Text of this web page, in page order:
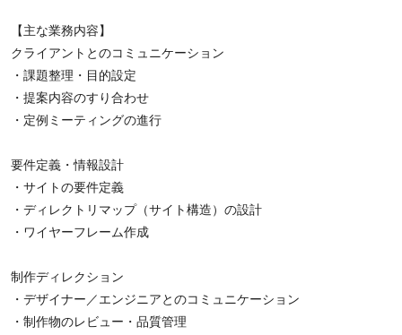
【主な業務内容】
クライアントとのコミュニケーション
・課題整理・目的設定
・提案内容のすり合わせ
・定例ミーティングの進行
要件定義・情報設計
・サイトの要件定義
・ディレクトリマップ（サイト構造）の設計
・ワイヤーフレーム作成
制作ディレクション
・デザイナー／エンジニアとのコミュニケーション
・制作物のレビュー・品質管理